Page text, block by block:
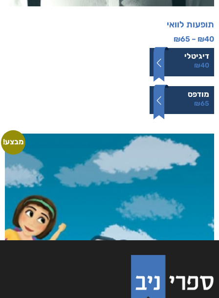
תופעות לוואי
₪40
–
₪65
דיגיטלי
₪40
מודפס
₪65
מבצע!